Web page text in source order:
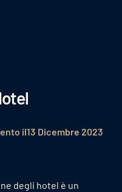
il13 Dicembre 2023
degli hotel è un